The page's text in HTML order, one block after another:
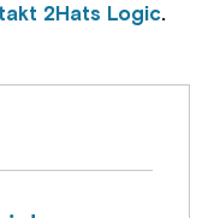
2Hats Logic.